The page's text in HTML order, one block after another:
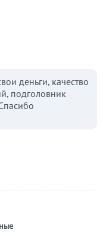
деньги, качество
подголовник